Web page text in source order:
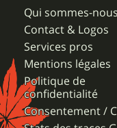
Qui sommes-
Contact & Logos
Services pros
Mentions légales
Politique de
confidentialité
Consentement /